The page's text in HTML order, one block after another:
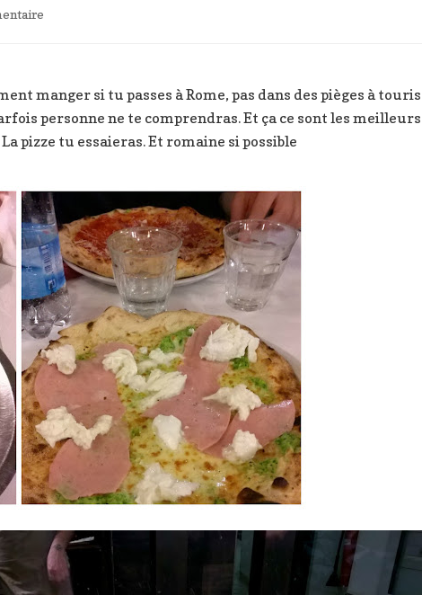
manger si tu passes à Rome, pas dans des pièges à
personne ne te comprendras. Et ça ce sont les
La pizze tu essaieras. Et romaine si possible